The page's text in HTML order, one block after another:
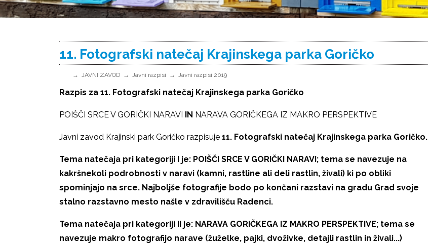
11. Fotografski natečaj Krajinskega parka Goričko
JAVNI ZAVOD Javni razpisi Javni razpisi 2019
Razpis za 11. Fotografski natečaj Krajinskega parka Goričko
POIŠČI SRCE V GORIČKI NARAVI IN NARAVA GORIČKEGA IZ MAKRO PERSPEKTIVE
Javni zavod Krajinski park Goričko razpisuje 11. Fotografski natečaj Krajinskega parka Goričko.
Tema natečaja pri kategoriji I je: POIŠČI SRCE V GORIČKI NARAVI; tema se navezuje na
kakršnekoli podrobnosti v naravi (kamni, rastline ali deli rastlin, živali) ki po obliki
spominjajo na srce. Najboljše fotografije bodo po končani razstavi na gradu Grad svoje
stalno razstavno mesto našle v zdravilišču Radenci.
Tema natečaja pri kategoriji II je: NARAVA GORIČKEGA IZ MAKRO PERSPEKTIVE; tema se
navezuje makro fotografijo narave (žuželke, pajki, dvoživke, detajli rastlin in živali...)